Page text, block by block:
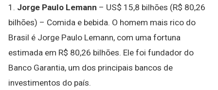
1. Jorge Paulo Lemann – US$ 15,8 bilhões (R$ 80,26
bilhões) – Comida e bebida. O homem mais rico do
Brasil é Jorge Paulo Lemann, com uma fortuna
estimada em R$ 80,26 bilhões. Ele foi fundador do
Banco Garantia, um dos principais bancos de
investimentos do país.